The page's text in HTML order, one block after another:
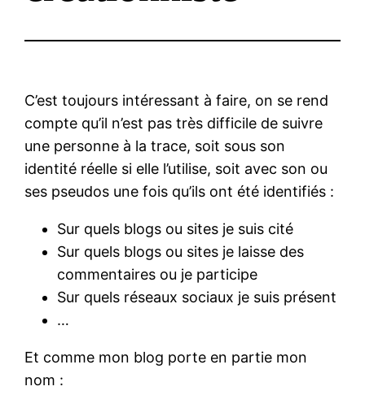
C’est toujours intéressant à faire, on se rend
compte qu’il n’est pas très difficile de suivre
une personne à la trace, soit sous son
identité réelle si elle l’utilise, soit avec son ou
ses pseudos une fois qu’ils ont été identifiés :
Sur quels blogs ou sites je suis cité
Sur quels blogs ou sites je laisse des
commentaires ou je participe
Sur quels réseaux sociaux je suis présent
…
Et comme mon blog porte en partie mon
nom :